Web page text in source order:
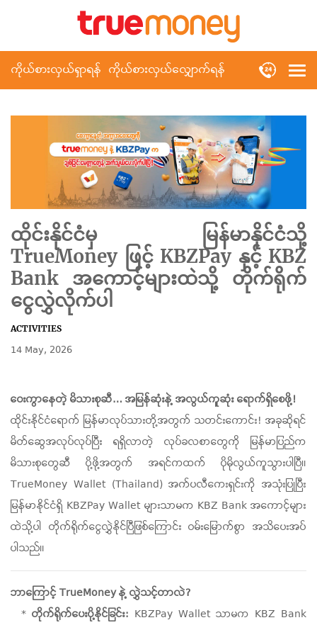
ကိုယ်စားလှယ်ရှာရန် ကိုယ်စားလှယ်လျှောက်ရန်
ထိုင်းနိုင်ငံမှ မြန်မာနိုင်ငံသို့
TrueMoney ဖြင့် KBZPay နှင့် KBZ
Bank အကောင့်များထဲသို့ တိုက်ရိုက်
ငွေလွှဲလိုက်ပါ
ACTIVITIES
14 May, 2026
ဝေးကွာနေတဲ့ မိသားစုဆီ… အမြန်ဆုံးနဲ့ အလွယ်ကူဆုံး ရောက်ရှိစေဖို့!
ထိုင်းနိုင်ငံရောက် မြန်မာလုပ်သားတို့အတွက် သတင်းကောင်း! အခုဆိုရင်
မိတ်ဆွေအလုပ်လုပ်ပြီး ရရှိလာတဲ့ လုပ်ခလစာတွေကို မြန်မာပြည်က
မိသားစုတွေဆီ ပို့ဖို့အတွက် အရင်ကထက် ပိုမိုလွယ်ကူသွားပါပြီ။
TrueMoney Wallet (Thailand) အက်ပလီကေးရှင်းကို အသုံးပြုပြီး
မြန်မာနိုင်ငံရှိ KBZPay Wallet များသာမက KBZ Bank အကောင့်များ
ထဲသို့ပါ တိုက်ရိုက်ငွေလွှဲနိုင်ပြီဖြစ်ကြောင်း ဝမ်းမြောက်စွာ အသိပေးအပ်
ပါသည်။
ဘာကြောင့် TrueMoney နဲ့ လွှဲသင့်တာလဲ?
တိုက်ရိုက်ပေးပို့နိုင်ခြင်း: KBZPay Wallet သာမက KBZ Bank